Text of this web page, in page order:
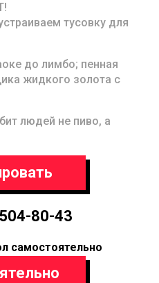
тусовку для
до лимбо; пенная
жидкого золота с
людей не пиво, а
80-43
самостоятельно